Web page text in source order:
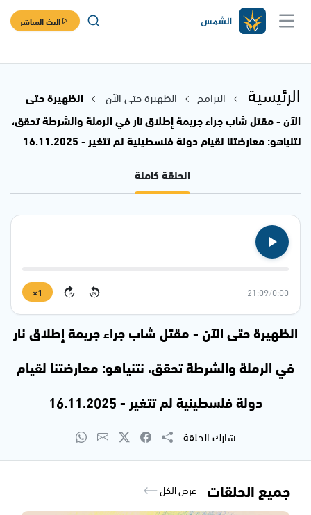
البث المباشر
الرئيسية البرامج الظهيرة حتى الآن
الظهيرة حتى
الآن - مقتل شاب جراء جريمة إطلاق نار في الرملة والشرطة تحقق،
نتنياهو: معارضتنا لقيام دولة فلسطينية لم تتغير - 16.11.2025
الحلقة كاملة
0:00
/
21:09
15
15
1×
الظهيرة حتى الآن - مقتل شاب جراء جريمة إطلاق نار
في الرملة والشرطة تحقق، نتنياهو: معارضتنا لقيام
دولة فلسطينية لم تتغير - 16.11.2025
شارك الحلقة
جميع الحلقات عرض الكل